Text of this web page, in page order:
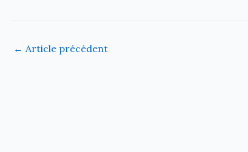
← Article précédent